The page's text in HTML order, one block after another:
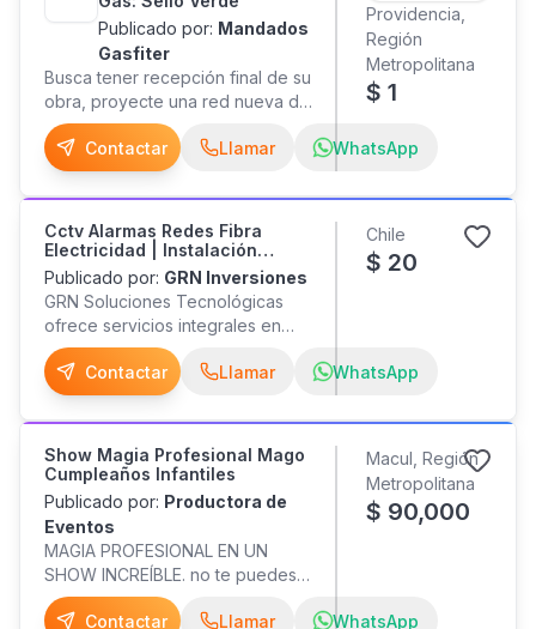
piezas grandes torno y fresa.
Vamos a regiones y trabajamos
en terreno.
Publicado por: Mandados
Gasfiter
Busca tener recepción final de su
obra, proyecte una red nueva de
gas o modifique lo actual,
certifique y obtenga su sello
verde e inscriban su red en la
SEC. Contáctenos para obtener
ayuda en su proyecto de gas.
Contactar Llamar WhatsApp
Providencia,
Región
Metropolitana
$ 1
Cctv Alarmas Redes Fibra
Electricidad | Instalación
Profesional Grn
Publicado por: GRN Inversiones
GRN Soluciones Tecnológicas
ofrece servicios integrales en
electricidad, seguridad y
telecomunicaciones. Realizamos:
Instalación de cámaras de
seguridad (CCTV) Instalación de
alarmas Redes WiFi y cableado
estructurado Fibra óptica
(instalación, fusión y mantención)
Instalaciones eléctricas y
luminarias Instalación de barreras
de acceso Soporte técnico
informático Trabajamos con
empresas y domicilios,
Contactar Llamar WhatsApp
Chile
$ 20
Show Magia Profesional Mago
Cumpleaños Infantiles
Publicado por: Productora de
Eventos
MAGIA PROFESIONAL EN UN
SHOW INCREÍBLE. no te puedes
perder este retorno a Santiago
con 2 Rutinas dinámicas y
Contactar Llamar WhatsApp
Macul, Región
Metropolitana
$ 90,000